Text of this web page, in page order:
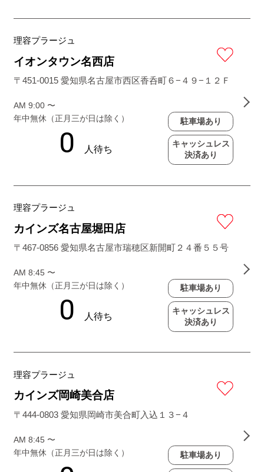
理容プラージュ
イオンタウン名西店
〒451-0015 愛知県名古屋市西区香呑町６−４９−１２Ｆ
AM 9:00 〜
年中無休（正月三が日は除く）
駐車場あり
キャッシュレス
決済あり
理容プラージュ
カインズ名古屋堀田店
〒467-0856 愛知県名古屋市瑞穂区新開町２４番５５号
AM 8:45 〜
年中無休（正月三が日は除く）
駐車場あり
キャッシュレス
決済あり
理容プラージュ
カインズ岡崎美合店
〒444-0803 愛知県岡崎市美合町入込１３−４
AM 8:45 〜
年中無休（正月三が日は除く）
駐車場あり